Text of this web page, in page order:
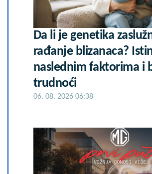
Da li je genetika
rađanje blizanaca?
naslednim faktorima i
trudnoći
06. 08. 2026 06:38